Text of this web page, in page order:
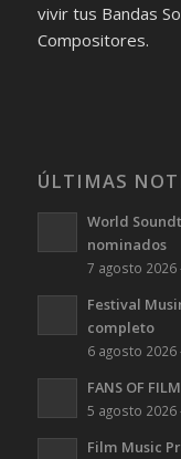
vivir tus Bandas
Compositores.
ÚLTIMAS
World
nominados
7 agosto 2026
Festival
completo
6 agosto 2026
FANS OF
5 agosto 2026
Film Music